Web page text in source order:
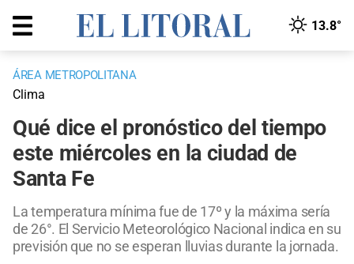
13.8°
ÁREA METROPOLITANA
Clima
Qué dice el pronóstico del tiempo
este miércoles en la ciudad de
Santa Fe
La temperatura mínima fue de 17º y la máxima sería
de 26°. El Servicio Meteorológico Nacional indica en su
previsión que no se esperan lluvias durante la jornada.